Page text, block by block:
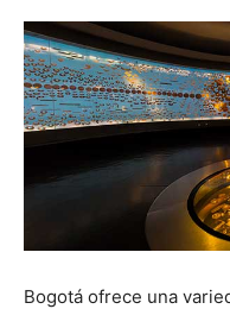
Bogotá ofrece una